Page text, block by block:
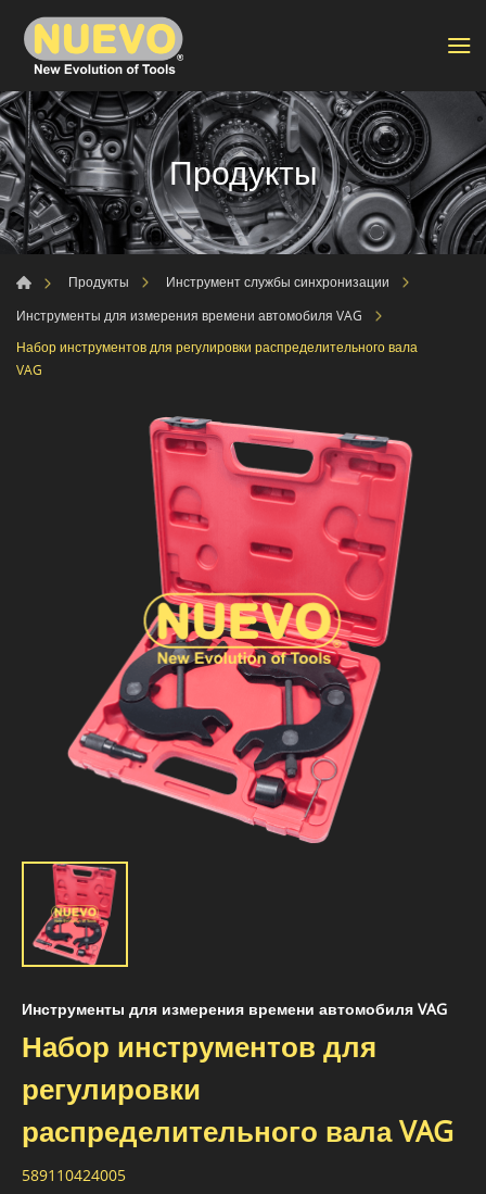
Продукты
Продукты
Инструмент службы синхронизации
Инструменты для измерения времени автомобиля VAG
Набор инструментов для регулировки распределительного вала
VAG
Инструменты для измерения времени автомобиля VAG
Набор инструментов для
регулировки
распределительного вала VAG
589110424005